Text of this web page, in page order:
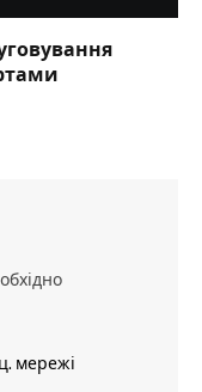
мережі